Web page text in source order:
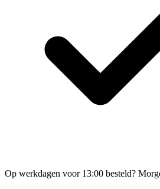
Op werkdagen voor 13:00 besteld?